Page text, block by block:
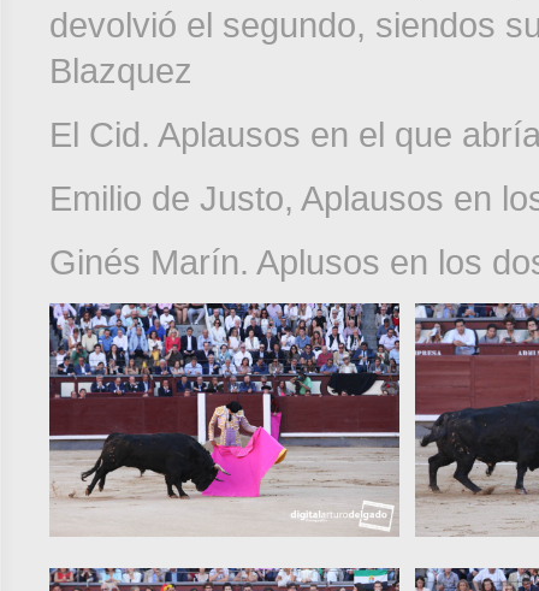
devolvió el segundo, siendos
Blazquez
El Cid. Aplausos en el que
Emilio de Justo, Aplausos en
Ginés Marín. Aplusos en los